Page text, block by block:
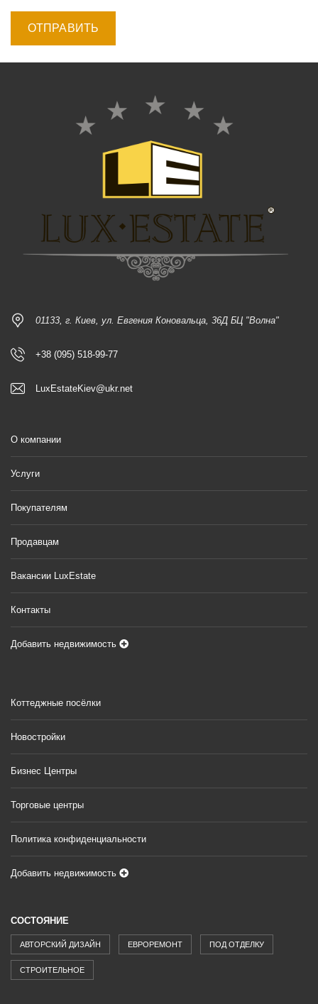
01133, г. Киев, ул. Евгения Коновальца, 36Д БЦ "Волна"
+38 (095) 518-99-77
LuxEstateKiev@ukr.net
О компании
Услуги
Покупателям
Продавцам
Вакансии LuxEstate
Контакты
Добавить недвижимость
Коттеджные посёлки
Новостройки
Бизнес Центры
Торговые центры
Политика конфиденциальности
Добавить недвижимость
СОСТОЯНИЕ
АВТОРСКИЙ ДИЗАЙН ЕВРОРЕМОНТ ПОД ОТДЕЛКУ
СТРОИТЕЛЬНОЕ